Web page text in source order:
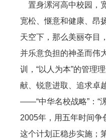
置身漯河高中校园，
宽松、惬意和健康、昂
天空下，那么美丽夺目
并乐意负担的神圣而伟
训，“以人为本”的管理
献、锐意进取、追求卓
——“中华名校战略”：“
2005年，用五年时间
这个计划正稳步实施；